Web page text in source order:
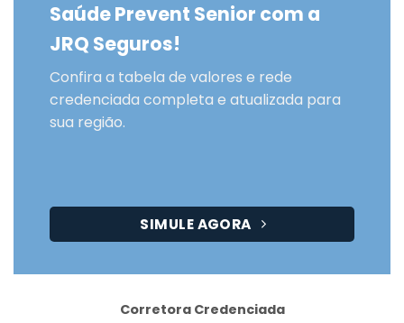
Saúde Prevent Senior com a
JRQ Seguros!
Confira a tabela de valores e rede
credenciada completa e atualizada para
sua região.
SIMULE AGORA
Corretora Credenciada